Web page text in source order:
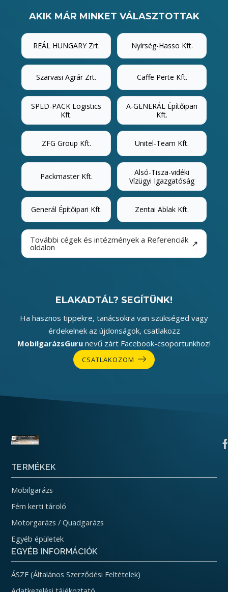
AKIK MÁR MINKET VÁLASZTOTTAK
REÁL HUNGARY Zrt. Nyírség-Hasso Kft.
Szarvasi Agrár Zrt. Caffe Perte Kft.
SPED-PACK Logistics
Kft.
A-GENERÁL Építőipari
Kft.
ZFG Group Kft. Unitel-Team Kft.
Packmaster Kft.
Alsó-Tisza-vidéki
Vízügyi Igazgatóság
Generál Építőipari Kft. Zentai Ablak Kft.
További cégek és intézmények a Referenciák
oldalon ↗
ELAKADTÁL? SEGÍTÜNK!
Ha hasznos tippekre, tanácsokra van szükséged vagy
érdekelnek az újdonságok, csatlakozz
MobilgarázsGuru nevű zárt Facebook-csoportunkhoz!
CSATLAKOZOM
TERMÉKEK
Mobilgarázs
Fém kerti tároló
Motorgarázs / Quadgarázs
Egyéb épületek
EGYÉB INFORMÁCIÓK
ÁSZF (Általános Szerződési Feltételek)